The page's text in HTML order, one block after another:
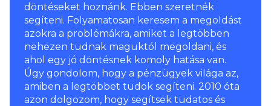
döntéseket hoznánk. Ebben szeretnék
segíteni. Folyamatosan keresem a megoldást
azokra a problémákra, amiket a legtöbben
nehezen tudnak maguktól megoldani, és
ahol egy jó döntésnek komoly hatása van.
Úgy gondolom, hogy a pénzügyek világa az,
amiben a legtöbbet tudok segíteni. 2010 óta
azon dolgozom, hogy segítsek tudatos és